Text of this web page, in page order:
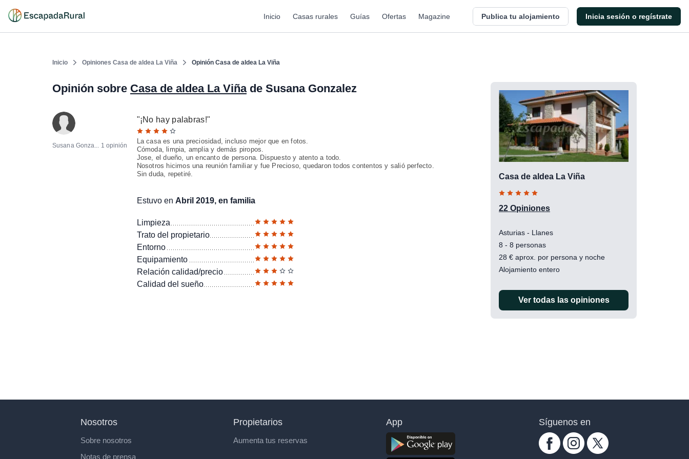
Inicio Casas rurales Guías Ofertas Magazine Publica tu alojamiento Inicia sesión o regístrate
Inicio Opiniones Casa de aldea La Viña Opinión Casa de aldea La Viña
Opinión sobre Casa de aldea La Viñade Susana Gonzalez
Susana Gonza... 1 opinión
"¡No hay palabras!"
La casa es una preciosidad, incluso mejor que en fotos.
Cómoda, limpia, amplia y demás piropos.
Jose, el dueño, un encanto de persona. Dispuesto y atento a todo.
Nosotros hicimos una reunión familiar y fue Precioso, quedaron todos contentos y salió perfecto.
Sin duda, repetiré.
Estuvo en Abril 2019, en familia
Limpieza
Trato del propietario
Entorno
Equipamiento
Relación calidad/precio
Calidad del sueño
Casa de aldea La Viña
22 Opiniones
Asturias - Llanes
8 - 8 personas
28 € aprox. por persona y noche
Alojamiento entero
Ver todas las opiniones
Nosotros
Sobre nosotros
Notas de prensa
Propietarios
Aumenta tus reservas
App Síguenos en